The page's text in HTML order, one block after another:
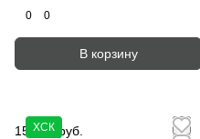
0 0
В корзину
ХСК
152.50 руб.